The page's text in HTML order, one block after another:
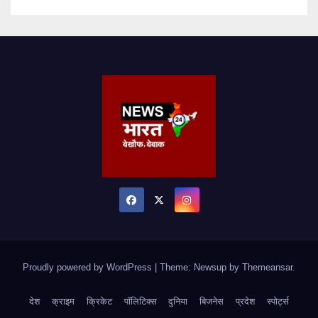
Proudly powered by WordPress Theme: Newsup by Themeansar.
देश क्राइम क्रिकेट पॉलिटिक्स दुनिया बिजनेस प्रदेश स्पोर्ट्स